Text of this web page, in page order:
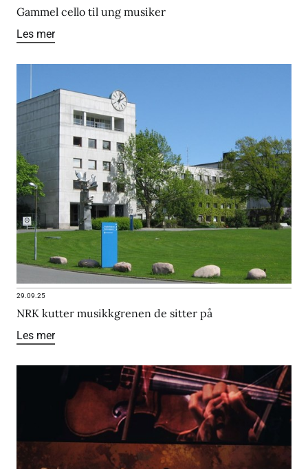
Gammel cello til ung musiker
Les mer
29.09.25
NRK kutter musikkgrenen de sitter på
Les mer